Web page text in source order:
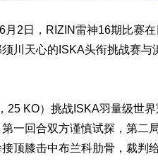
2日，RIZIN雷神16期比赛在
川天心的ISKA头衔挑战赛
KO）挑战ISKA羽量级世界
一回合双方谨慎试探，第二
顶膝击中布兰科肋骨，裁判